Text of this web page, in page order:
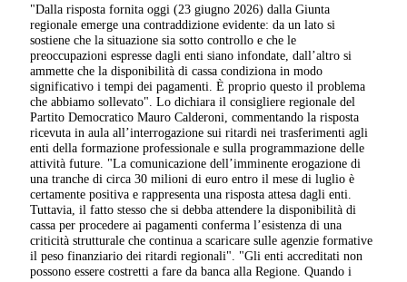
"Dalla risposta fornita oggi (23 giugno 2026) dalla Giunta
regionale emerge una contraddizione evidente: da un lato si
sostiene che la situazione sia sotto controllo e che le
preoccupazioni espresse dagli enti siano infondate, dall’altro si
ammette che la disponibilità di cassa condiziona in modo
significativo i tempi dei pagamenti. È proprio questo il problema
che abbiamo sollevato". Lo dichiara il consigliere regionale del
Partito Democratico Mauro Calderoni, commentando la risposta
ricevuta in aula all’interrogazione sui ritardi nei trasferimenti agli
enti della formazione professionale e sulla programmazione delle
attività future. "La comunicazione dell’imminente erogazione di
una tranche di circa 30 milioni di euro entro il mese di luglio è
certamente positiva e rappresenta una risposta attesa dagli enti.
Tuttavia, il fatto stesso che si debba attendere la disponibilità di
cassa per procedere ai pagamenti conferma l’esistenza di una
criticità strutturale che continua a scaricare sulle agenzie formative
il peso finanziario dei ritardi regionali". "Gli enti accreditati non
possono essere costretti a fare da banca alla Regione. Quando i